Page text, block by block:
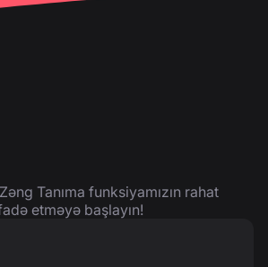
Tanıma funksiyamızın rahat
etməyə başlayın!